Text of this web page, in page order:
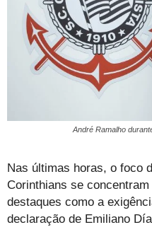
André Ramalho
Nas últimas horas, o foco
Corinthians se
destaques como a
declaração de Emiliano